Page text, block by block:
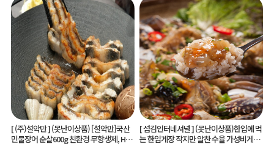
[ (주)설악만 ](못난이상품) [설악만]국산
민물장어 순살600g 친환경 무항생제, HAC
[ 섬김인터네셔널 ](못난이상품)한입에 먹
는 한입게장 작지만 알찬 수율 가성비게장